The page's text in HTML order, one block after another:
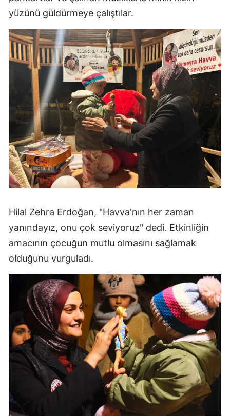
yüzünü güldürmeye çalıştılar.
Hilal Zehra Erdoğan, "Havva'nın her zaman
yanındayız, onu çok seviyoruz" dedi. Etkinliğin
amacının çocuğun mutlu olmasını sağlamak
olduğunu vurguladı.